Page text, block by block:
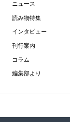
ニュース
読み物特集
インタビュー
刊行案内
コラム
編集部より